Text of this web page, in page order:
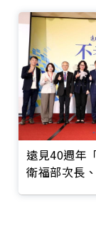
遠見40週年
衛福部次長